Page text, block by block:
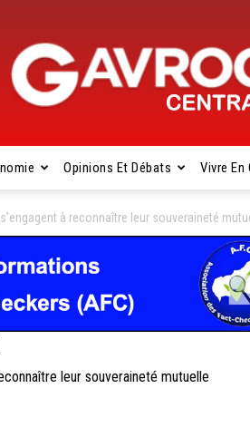
Centrafrique
Opinions Et Débats Vivre En
s’engagent à reconnaître leur souveraineté
leur souveraineté mutuelle